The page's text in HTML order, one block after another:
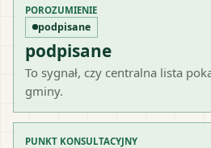
POROZUMIENIE
podpisane
podpisane
To sygnał, czy centralna lista
gminy.
PUNKT KONSULTACYJNY